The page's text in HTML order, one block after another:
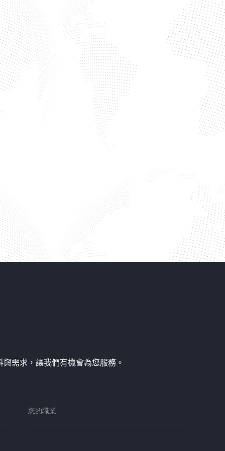
需求，讓我們有機會為您服務。